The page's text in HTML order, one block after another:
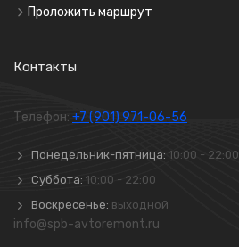
Проложить маршрут
Контакты
Телефон: +7 (901) 971-06-56
Понедельник-пятница: 10:00 - 22:00
Суббота: 10:00 - 22:00
Воскресенье: выходной
info@spb-avtoremont.ru